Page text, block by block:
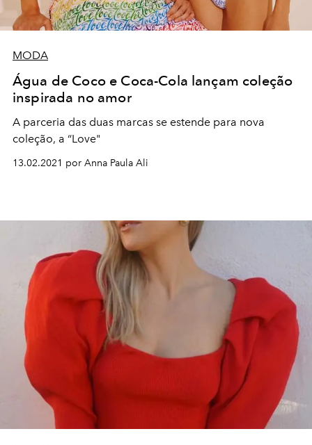
MODA
Água de Coco e Coca-Cola lançam coleção
inspirada no amor
A parceria das duas marcas se estende para nova
coleção, a “Love"
13.02.2021 por Anna Paula Ali